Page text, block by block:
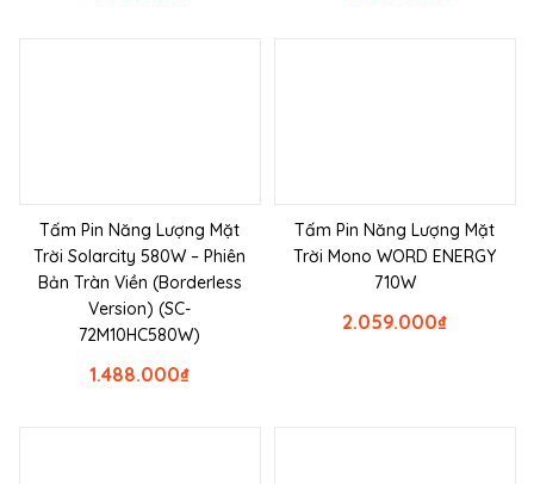
Tấm Pin Năng Lượng Mặt
Trời Solarcity 580W – Phiên
Bản Tràn Viền (Borderless
Version) (SC-
72M10HC580W)
₫
1.488.000
Tấm Pin Năng Lượng Mặt
Trời Mono WORD ENERGY
710W
₫
2.059.000